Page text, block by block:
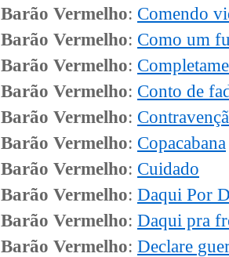
Barão Vermelho: Comendo
Barão Vermelho: Como um
Barão Vermelho:
Barão Vermelho: Conto de
Barão Vermelho:
Barão Vermelho: Copacabana
Barão Vermelho: Cuidado
Barão Vermelho: Daqui Por
Barão Vermelho: Daqui pra
Barão Vermelho: Declare